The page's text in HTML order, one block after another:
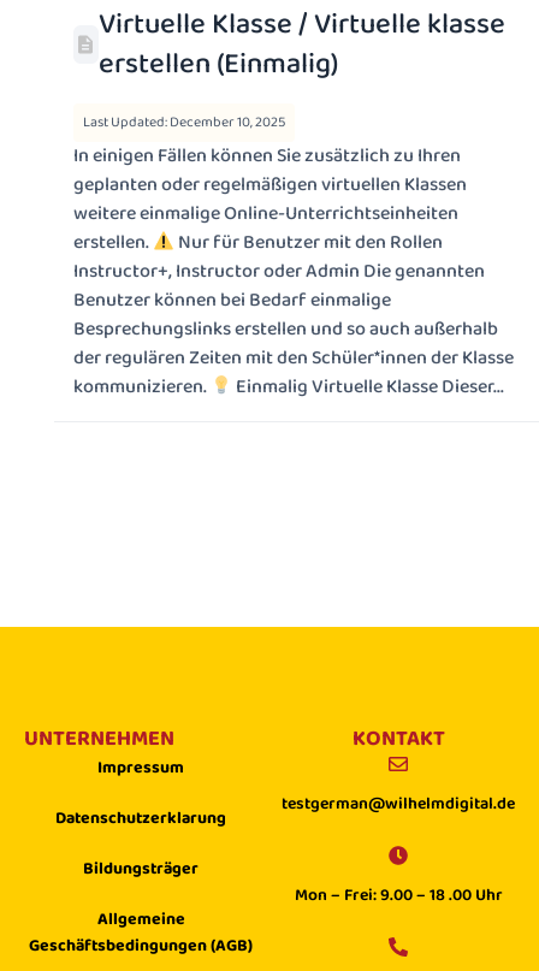
Virtuelle Klasse / Virtuelle klasse
erstellen (Einmalig)
Last Updated: December 10, 2025
In einigen Fällen können Sie zusätzlich zu Ihren
geplanten oder regelmäßigen virtuellen Klassen
weitere einmalige Online-Unterrichtseinheiten
erstellen.
Nur für Benutzer mit den Rollen
Instructor+, Instructor oder Admin Die genannten
Benutzer können bei Bedarf einmalige
Besprechungslinks erstellen und so auch außerhalb
der regulären Zeiten mit den Schüler*innen der Klasse
kommunizieren.
Einmalig Virtuelle Klasse Dieser...
UNTERNEHMEN
Impressum
Datenschutzerklarung
Bildungsträger
Allgemeine
Geschäftsbedingungen (AGB)
KONTAKT
testgerman@wilhelmdigital.de
Mon – Frei: 9.00 – 18 .00 Uhr